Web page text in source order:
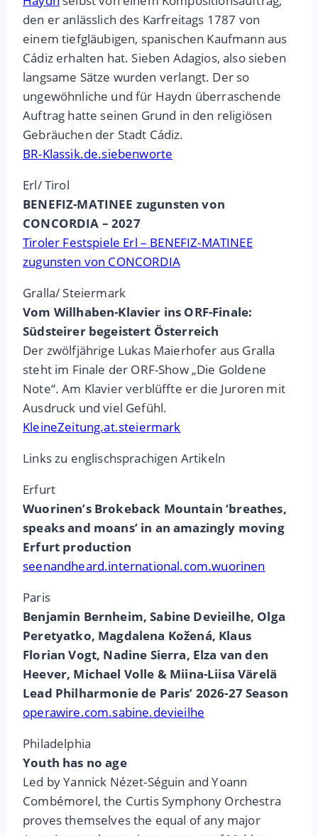
den er anlässlich des Karfreitags 1787 von
einem tiefgläubigen, spanischen Kaufmann aus
Cádiz erhalten hat. Sieben Adagios, also sieben
langsame Sätze wurden verlangt. Der so
ungewöhnliche und für Haydn überraschende
Auftrag hatte seinen Grund in den religiösen
Gebräuchen der Stadt Cádiz.
BR-Klassik.de.siebenworte
Erl/ Tirol
BENEFIZ-MATINEE zugunsten von
CONCORDIA – 2027
Tiroler Festspiele Erl – BENEFIZ-MATINEE
zugunsten von CONCORDIA
Gralla/ Steiermark
Vom Willhaben-Klavier ins ORF-Finale:
Südsteirer begeistert Österreich
Der zwölfjährige Lukas Maierhofer aus Gralla
steht im Finale der ORF-Show „Die Goldene
Note“. Am Klavier verblüffte er die Juroren mit
Ausdruck und viel Gefühl.
KleineZeitung.at.steiermark
Links zu englischsprachigen Artikeln
Erfurt
Wuorinen’s Brokeback Mountain ‘breathes,
speaks and moans’ in an amazingly moving
Erfurt production
seenandheard.international.com.wuorinen
Paris
Benjamin Bernheim, Sabine Devieilhe, Olga
Peretyatko, Magdalena Kožená, Klaus
Florian Vogt, Nadine Sierra, Elza van den
Heever, Michael Volle & Miina-Liisa Värelä
Lead Philharmoniede Paris’ 2026-27 Season
operawire.com.sabine.devieilhe
Philadelphia
Youth has no age
Led by Yannick Nézet-Séguin and Yoann
Combémorel, the Curtis Symphony Orchestra
proves themselves the equal of any major